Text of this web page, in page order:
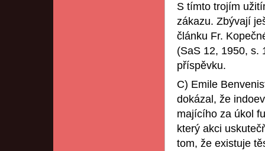
S tímto trojím
zákazu. Zbývají
článku Fr.
(SaS 12, 1950, s.
příspěvku.
C) Emile
dokázal, že
majícího za úkol
který akci
tom, že existuje